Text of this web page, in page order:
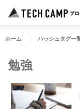
ホーム ハッシュタグ一
勉強